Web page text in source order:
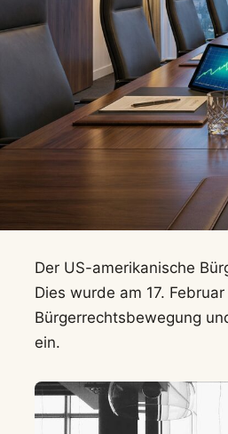
Der US-amerikanische
Dies wurde am 17.
Bürgerrechtsbewegung
ein.